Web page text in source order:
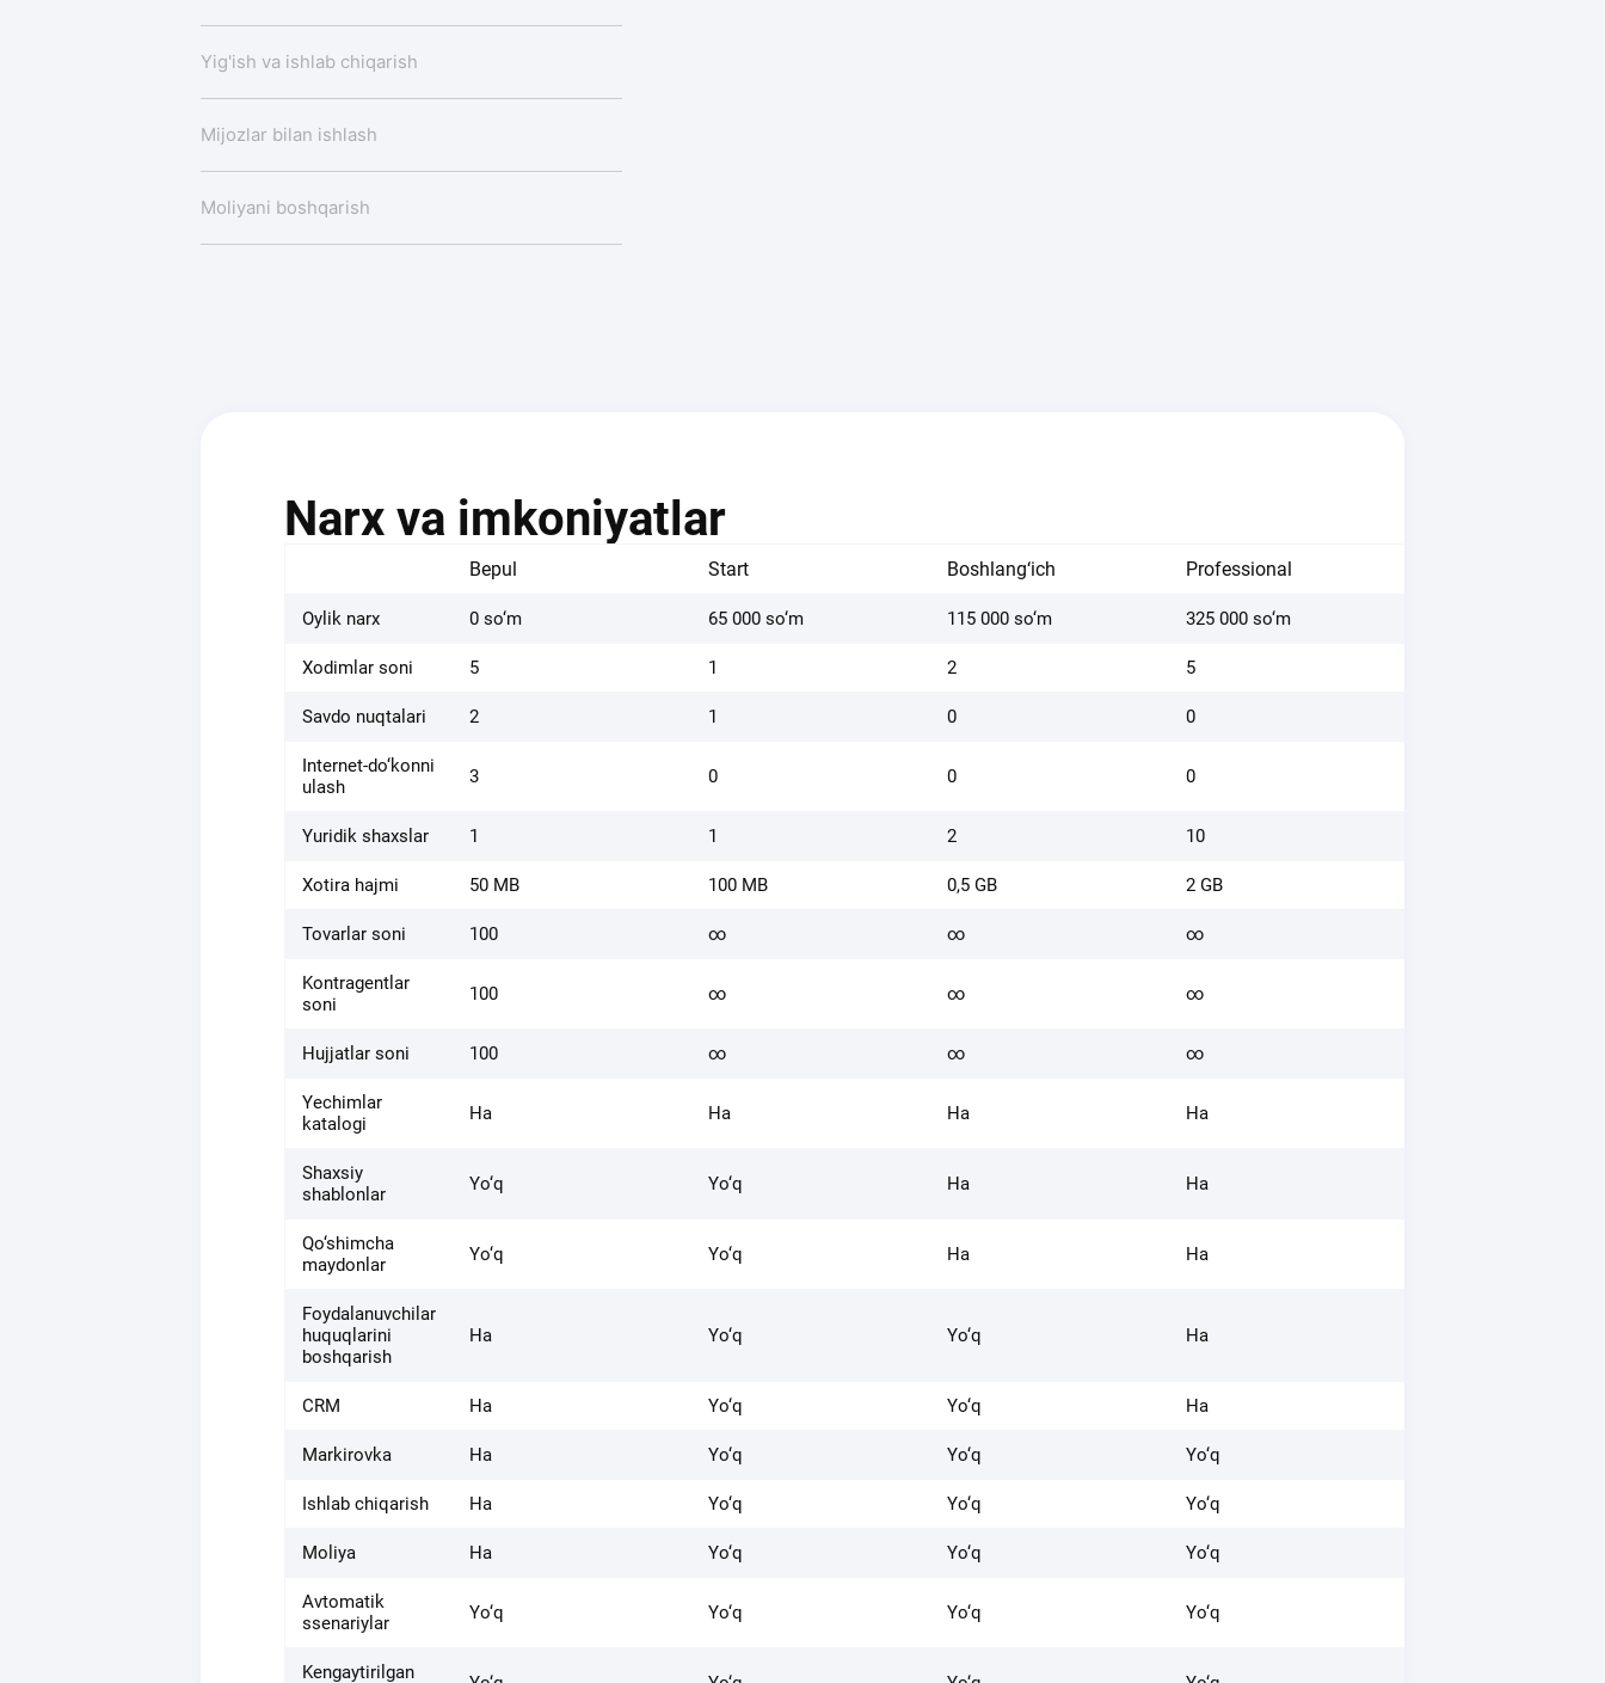
Yig'ish va ishlab chiqarish
Mijozlar bilan ishlash
Moliyani boshqarish
Narx va imkoniyatlar
Bepul Start Boshlang‘ich Professional
Oylik narx 0 so‘m 65 000 so‘m 115 000 so‘m 325 000 so‘m
Xodimlar soni 5 1 2 5
Savdo nuqtalari 2 1 0 0
Internet-do‘konni
ulash
3 0 0 0
Yuridik shaxslar 1 1 2 10
Xotira hajmi 50 MB 100 MB 0,5 GB 2 GB
Tovarlar soni 100 ∞ ∞ ∞
Kontragentlar
soni
100 ∞ ∞ ∞
Hujjatlar soni 100 ∞ ∞ ∞
Yechimlar
katalogi
Ha Ha Ha Ha
Shaxsiy
shablonlar
Yo‘q Yo‘q Ha Ha
Qo‘shimcha
maydonlar
Yo‘q Yo‘q Ha Ha
Foydalanuvchilar
huquqlarini
boshqarish
Ha Yo‘q Yo‘q Ha
CRM Ha Yo‘q Yo‘q Ha
Markirovka Ha Yo‘q Yo‘q Yo‘q
Ishlab chiqarish Ha Yo‘q Yo‘q Yo‘q
Moliya Ha Yo‘q Yo‘q Yo‘q
Avtomatik
ssenariylar
Yo‘q Yo‘q Yo‘q Yo‘q
Kengaytirilgan